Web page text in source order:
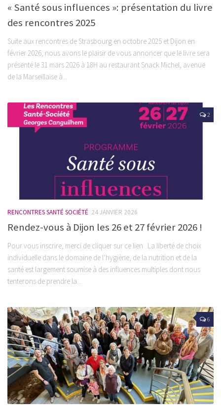
« Santé sous influences »: présentation du livre
des rencontres 2025
Suite aux rencontres de Strasbourg en octobre 2025 et Dijon en
février 2026, nous avons le plaisir de vous annoncer que le livre sera
présenté le 31 mars 2026 à 18H au restaurant Snack Michel, avenue
de la Marseillaise à...
2
RENCONTRES SANTÉ SOCIÉTÉ 24 JANVIER 2026
Rendez-vous à Dijon les 26 et 27 février 2026 !
Pour vous inscrire, merci de cliquer sur ce lien La liberté de choix
individuelle dans le domaine de l’hygiène, de la nutrition et de la
santé est largement soumise à des influences multiples dont nous
tenterons de prendre la...
6